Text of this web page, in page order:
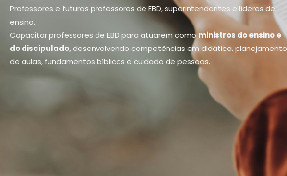
Professores e futuros professores de EBD, superintendentes e líderes de
ensino.
Capacitar professores de EBD para atuarem comoministros do ensino e
do discipulado,desenvolvendo competências em didática, planejamento
de aulas, fundamentos bíblicos e cuidado de pessoas.